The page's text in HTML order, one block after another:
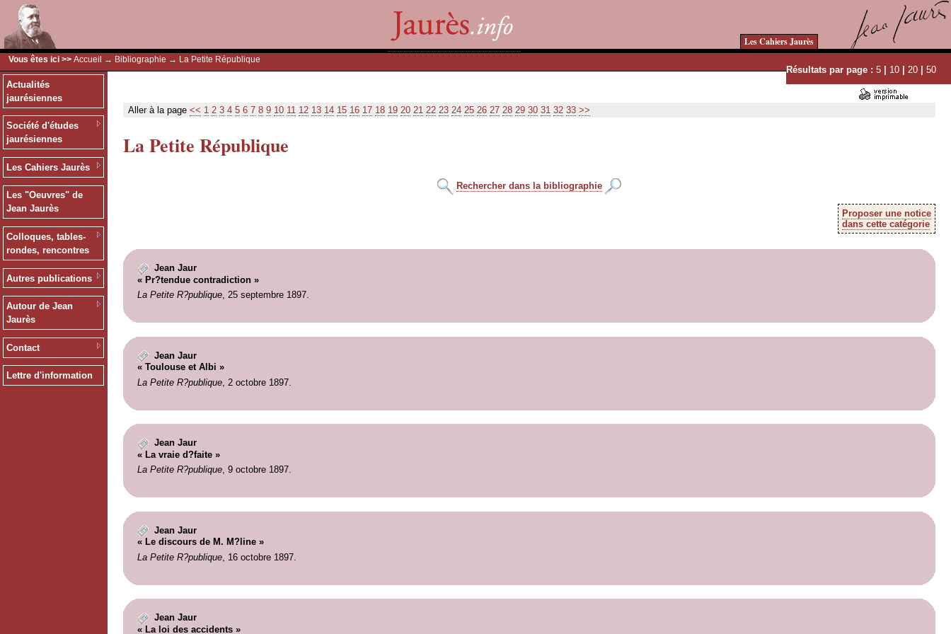
Les Cahiers Jaurès
Vous êtes ici >> Accueil → Bibliographie → La Petite République
Résultats par page : 5 | 10 | 20 | 50
Actualités
jaurésiennes
Société d'études
jaurésiennes
Les Cahiers Jaurès
Les "Oeuvres" de
Jean Jaurès
Colloques, tables-
rondes, rencontres
Autres publications
Autour de Jean
Jaurès
Contact
Lettre d'information
Aller à la page << 1 2 3 4 5 6 7 8 9 10 11 12 13 14 15 16 17 18 19 20 21 22 23 24 25 26 27 28 29 30 31 32 33 >>
La Petite République
Rechercher dans la bibliographie
Proposer une notice
dans cette catégorie
Jean Jaur
« Pr?tendue contradiction »
La Petite R?publique, 25 septembre 1897.
Jean Jaur
« Toulouse et Albi »
La Petite R?publique, 2 octobre 1897.
Jean Jaur
« La vraie d?faite »
La Petite R?publique, 9 octobre 1897.
Jean Jaur
« Le discours de M. M?line »
La Petite R?publique, 16 octobre 1897.
Jean Jaur
« La loi des accidents »